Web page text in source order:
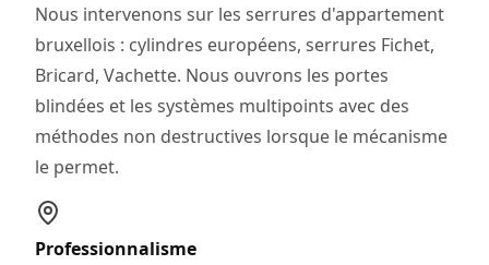
Nous intervenons sur les serrures d'appartement
bruxellois : cylindres européens, serrures Fichet,
Bricard, Vachette. Nous ouvrons les portes
blindées et les systèmes multipoints avec des
méthodes non destructives lorsque le mécanisme
le permet.
Professionnalisme